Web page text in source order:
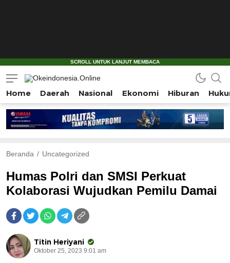
Okeindonesia.Online
Mengonlinekan Indonesia Secara Utuh
Home Daerah Nasional Ekonomi Hiburan
Beranda Uncategorized
Humas Polri dan SMSI Perkuat
Kolaborasi Wujudkan Pemilu Damai
Titin Heriyani
Oktober 25, 2023 9:01 am